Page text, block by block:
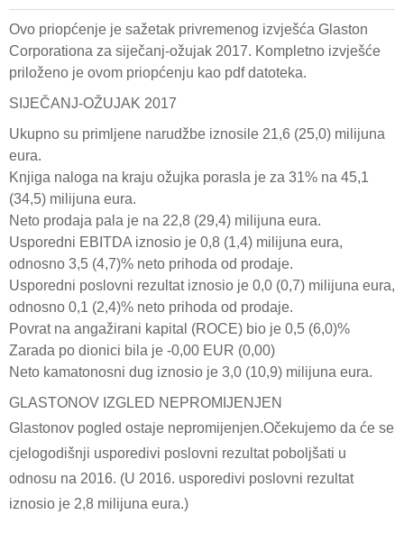
Ovo priopćenje je sažetak privremenog izvješća Glaston
Corporationa za siječanj-ožujak 2017. Kompletno izvješće
priloženo je ovom priopćenju kao pdf datoteka.
SIJEČANJ-OŽUJAK 2017
Ukupno su primljene narudžbe iznosile 21,6 (25,0) milijuna
eura.
Knjiga naloga na kraju ožujka porasla je za 31% na 45,1
(34,5) milijuna eura.
Neto prodaja pala je na 22,8 (29,4) milijuna eura.
Usporedni EBITDA iznosio je 0,8 (1,4) milijuna eura,
odnosno 3,5 (4,7)% neto prihoda od prodaje.
Usporedni poslovni rezultat iznosio je 0,0 (0,7) milijuna eura,
odnosno 0,1 (2,4)% neto prihoda od prodaje.
Povrat na angažirani kapital (ROCE) bio je 0,5 (6,0)%
Zarada po dionici bila je -0,00 EUR (0,00)
Neto kamatonosni dug iznosio je 3,0 (10,9) milijuna eura.
GLASTONOV IZGLED NEPROMIJENJEN
Glastonov pogled ostaje nepromijenjen.Očekujemo da će se
cjelogodišnji usporedivi poslovni rezultat poboljšati u
odnosu na 2016. (U 2016. usporedivi poslovni rezultat
iznosio je 2,8 milijuna eura.)